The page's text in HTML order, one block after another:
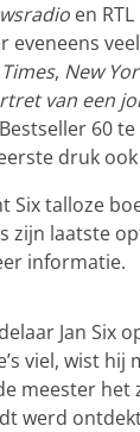
en
eveneens
, New
van een
60
druk
Six talloze
zijn laatste
informatie.
Jan Six
viel, wist
meester
werd